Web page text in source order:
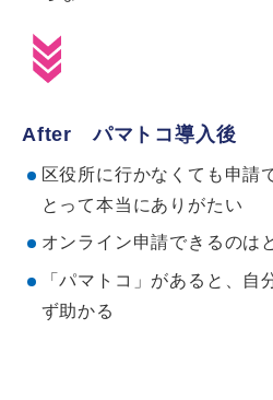
After パマトコ導入後
区役所に行かなくても申請
とって本当にありがたい
オンライン申請できるのは
「パマトコ」があると、自
ず助かる